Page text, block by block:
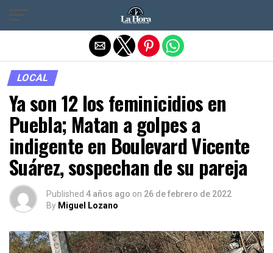
LOCAL
Ya son 12 los feminicidios en
Puebla; Matan a golpes a
indigente en Boulevard Vicente
Suárez, sospechan de su pareja
Published 4 años ago on 26 de febrero de 2022
By Miguel Lozano
Salir de la versión móvil